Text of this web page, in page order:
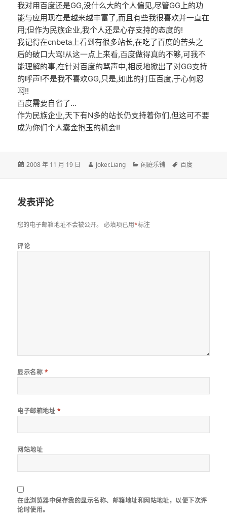
我对用百度还是GG,没什么大的个人偏见,尽管GG上的功
能与应用现在是越来越丰富了,而且有些我很喜欢并一直在
用;但作为民族企业,我个人还是心存支持的态度的!
我记得在cnbeta上看到有很多站长,在吃了百度的苦头之
后的破口大骂!从这一点上来看,百度做得真的不够,可我不
能理解的事,在针对百度的骂声中,相反地掀出了对GG支持
的呼声!不是我不喜欢GG,只是,如此的打压百度,于心何忍
啊!!
百度需要自省了…
作为民族企业,天下有N多的站长仍支持着你们,但这可不要
成为你们个人囊金抱玉的机会!!
发
2008 年 11 月 19 日
作
Joker.Liang
分
闲庭乐铺
标
百度
发表评论
您的电子邮箱地址不会被公开。 必填项已用*标注
评论
显示名称 *
电子邮箱地址 *
网站地址
在此浏览器中保存我的显示名称、邮箱地址和网站地址，以便下次评
论时使用。